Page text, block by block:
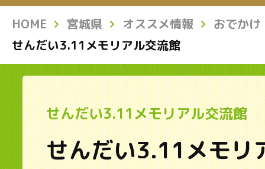
HOME 宮城県 オススメ情報
おでか
せんだい3.11メモリアル交流館
せんだい3.11メモリアル交流館
せんだい3.11メモリ